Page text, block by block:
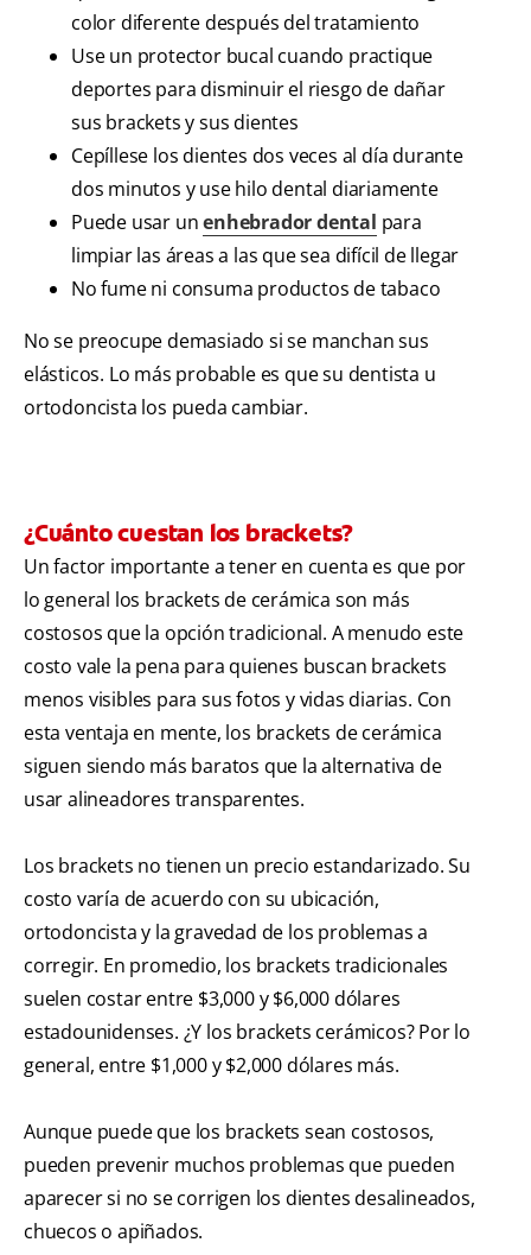
color diferente después del tratamiento
Use un protector bucal cuando practique
deportes para disminuir el riesgo de dañar
sus brackets y sus dientes
Cepíllese los dientes dos veces al día durante
dos minutos y use hilo dental diariamente
Puede usar unenhebrador dental para
limpiar las áreas a las que sea difícil de llegar
No fume ni consuma productos de tabaco
No se preocupe demasiado si se manchan sus
elásticos. Lo más probable es que su dentista u
ortodoncista los pueda cambiar.
¿Cuánto cuestan los brackets?
Un factor importante a tener en cuenta es que por
lo general los brackets de cerámica son más
costosos que la opción tradicional. A menudo este
costo vale la pena para quienes buscan brackets
menos visibles para sus fotos y vidas diarias. Con
esta ventaja en mente, los brackets de cerámica
siguen siendo más baratos que la alternativa de
usar alineadores transparentes.
Los brackets no tienen un precio estandarizado. Su
costo varía de acuerdo con su ubicación,
ortodoncista y la gravedad de los problemas a
corregir. En promedio, los brackets tradicionales
suelen costar entre $3,000 y $6,000 dólares
estadounidenses. ¿Y los brackets cerámicos? Por lo
general, entre $1,000 y $2,000 dólares más.
Aunque puede que los brackets sean costosos,
pueden prevenir muchos problemas que pueden
aparecer si no se corrigen los dientes desalineados,
chuecos o apiñados.